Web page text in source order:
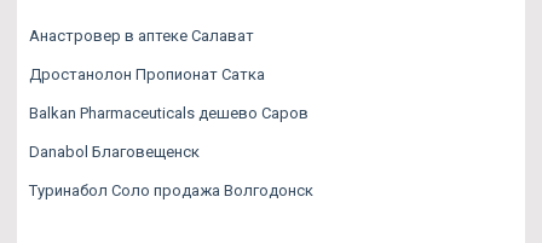
Анастровер в аптеке Салават
Дростанолон Пропионат Сатка
Balkan Pharmaceuticals дешево Саров
Danabol Благовещенск
Туринабол Соло продажа Волгодонск